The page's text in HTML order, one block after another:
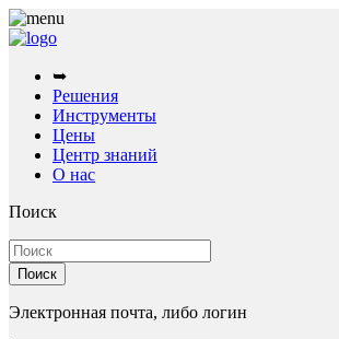
➥
Решения
Инструменты
Цены
Центр знаний
О нас
Поиск
Электронная почта, либо логин